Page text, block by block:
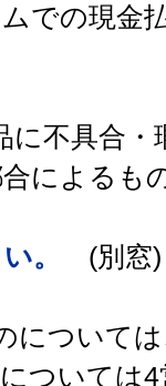
での現金
に不具合・
によるも
。
(別窓)
について
ついては4